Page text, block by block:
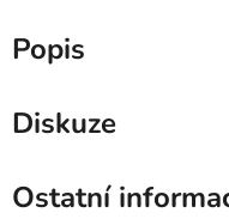
Popis
Diskuze
Ostatní